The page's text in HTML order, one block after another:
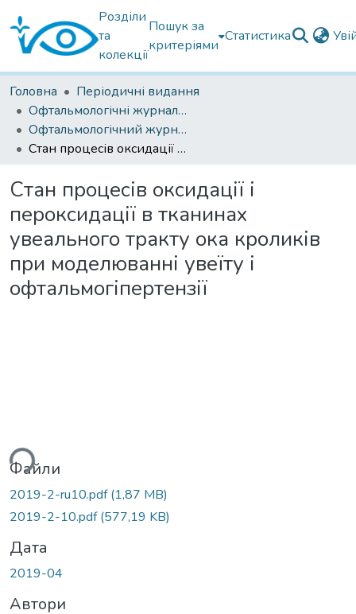
Розділи
та
колекції
Пошук за
критеріями
Статистика
Головна
Періодичні видання
Офтальмологічні журнали українські
Офтальмологічний журнал 2019
Стан процесів оксидації і пероксидації в тканинах увеального тракту ока кроликів при моделюванні увеїту і офтальмогіпертензії
Стан процесів оксидації і
пероксидації в тканинах
увеального тракту ока кроликів
при моделюванні увеїту і
офтальмогіпертензії
Файли
2019-2-ru10.pdf(1,87 MB)
2019-2-10.pdf(577,19 KB)
Дата
2019-04
Автори